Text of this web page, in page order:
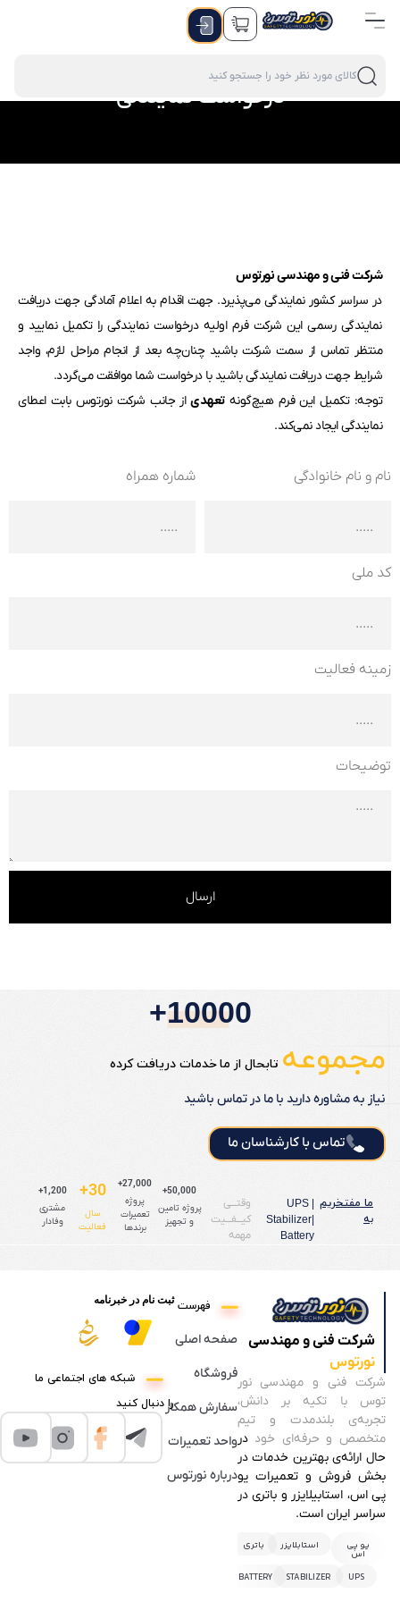
درخواست نمایندگی
شرکت فنی و مهندسی نورتوس
در سراسر کشور نمایندگی می‌پذیرد. جهت اقدام به اعلام آمادگی جهت دریافت
نمایندگی رسمی این شرکت فرم اولیه درخواست نمایندگی را تکمیل نمایید و
منتظر تماس از سمت شرکت باشید چنان‌چه بعد از انجام مراحل لازم، واجد
شرایط جهت دریافت نمایندگی باشید با درخواست شما موافقت می‌گردد.
توجه: تکمیل این فرم هیچ‌گونهتعهدیاز جانب شرکت نورتوس بابت اعطای
نمایندگی ایجاد نمی‌کند.
نام و نام خانوادگی شماره همراه
کد ملی
زمینه فعالیت
توضیحات
ارسال
10000+
مجموعه تابحال از ما خدمات دریافت کرده
نیاز به مشاوره دارید با ما در تماس باشید
تماس با کارشناسان ما
ما مفتخریم
به
UPS |
Stabilizer|
Battery
وقتـــی
کیـــفـــیت
مهمه
50,000+
پروژه تامین
و تجهیز
27,000+
پروژه
تعمیرات
برندها
30+
سال
فعالیت
1,200+
مشتری
وفادار
شرکت فنی و مهندسی
نورتوس
شرکت فنی و مهندسی نور
توس با تکیه بر دانش،
تجربه‌ی بلندمدت و تیم
متخصص و حرفه‌ای خود در
حال ارائه‌ی بهترین خدمات در
بخش فروش و تعمیرات یو
پی اس، استابیلایزر و باتری در
سراسر ایران است.
یو پی
اس
استابلایزر باتری
UPS
STABILIZER
BATTERY
فهرست
صفحه اصلی
فروشگاه
سفارش همکار
واحد تعمیرات
درباره نورتوس
ثبت نام در خبرنامه
شبکه های اجتماعی ما
را دنبال کنید